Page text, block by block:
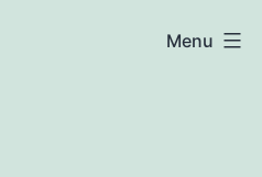
Menu